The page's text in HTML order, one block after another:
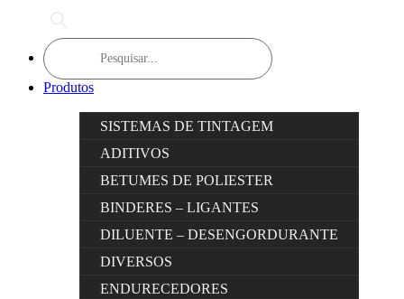
Products
search
Produtos
SISTEMAS DE TINTAGEM
ADITIVOS
BETUMES DE POLIESTER
BINDERES – LIGANTES
DILUENTE – DESENGORDURANTE
DIVERSOS
ENDURECEDORES